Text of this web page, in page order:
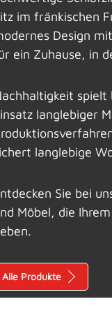
im fränkischen
Design
ein Zuhause, in
spielt
langlebiger
langlebige
Sie bei
Möbel, die
Alle Produkte